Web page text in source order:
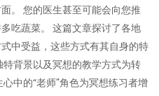
。 您的医生甚至可能会向您推
吃蔬菜。 这篇文章探讨了各地
中受益，这些方式有其自身的特
背景以及冥想的教学方式为转
中的“老师”角色为冥想练习者增